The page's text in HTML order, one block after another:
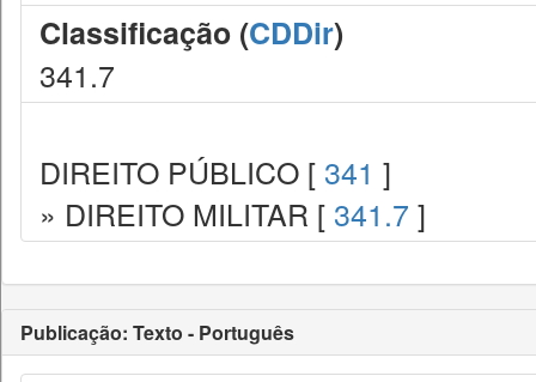
Classificação (CDDir)
341.7
DIREITO PÚBLICO [ 341 ]
» DIREITO MILITAR [ 341.7 ]
Publicação: Texto - Português